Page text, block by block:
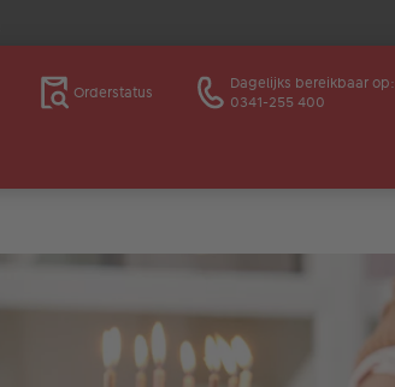
Orderstatus
Dagelijks bereikbaar op:
0341-255 400